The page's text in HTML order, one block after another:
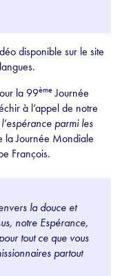
disponible sur le site
la 99èmeJournée
à l’appel de notre
parmi les
la Journée Mondiale
François.
la douce et
notre Espérance,
tout ce que vous
partout